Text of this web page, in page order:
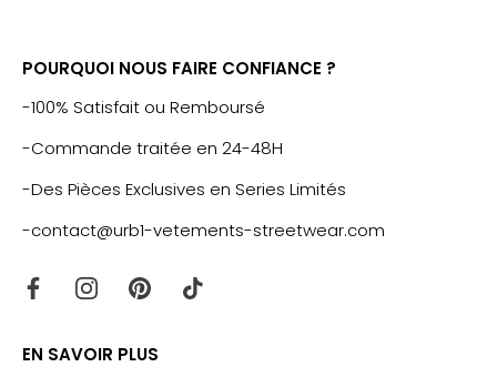
POURQUOI NOUS FAIRE CONFIANCE ?
-100% Satisfait ou Remboursé
-Commande traitée en 24-48H
-Des Pièces Exclusives en Series Limités
-contact@urb1-vetements-streetwear.com
EN SAVOIR PLUS